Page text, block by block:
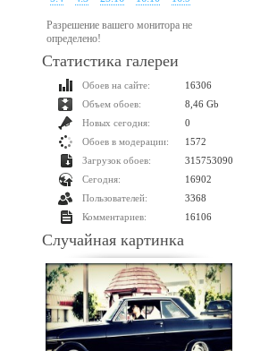
Разрешение вашего монитора не
определено!
Статистика галереи
Обоев на сайте:
16306
Объем обоев:
8,46 Gb
Новых сегодня:
0
Обоев в модерации:
1572
Загрузок обоев:
315753090
Сегодня:
16902
Пользователей:
3368
Комментариев:
16106
Случайная картинка